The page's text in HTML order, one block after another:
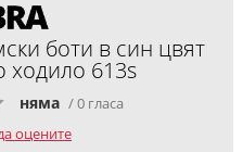
боти в син цвят
ходило 613s
няма / 0 гласа
оцените